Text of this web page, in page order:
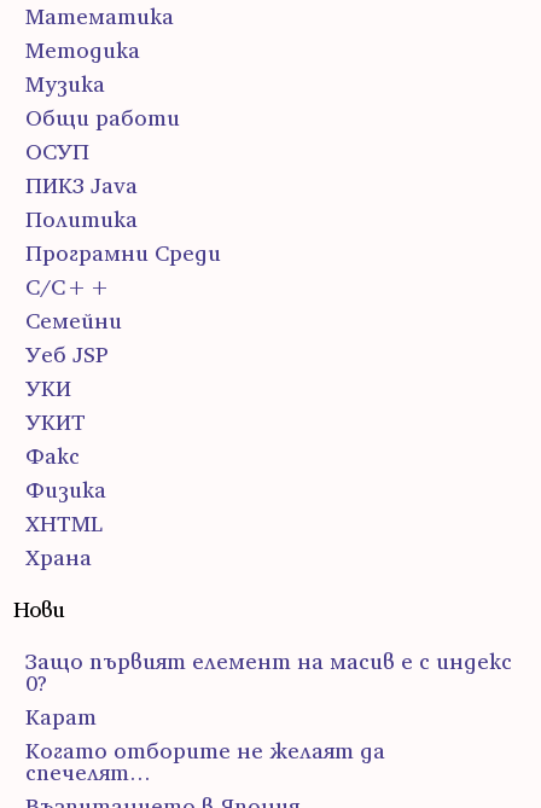
Математика
Методика
Музика
Общи работи
ОСУП
ПИК3 Java
Политика
Програмни Среди
С/С++
Семейни
Уеб JSP
УКИ
УКИТ
Факс
Физика
ХHTML
Храна
Нови
Защо първият елемент на масив е с индекс
0?
Карат
Когато отборите не желаят да
спечелят…